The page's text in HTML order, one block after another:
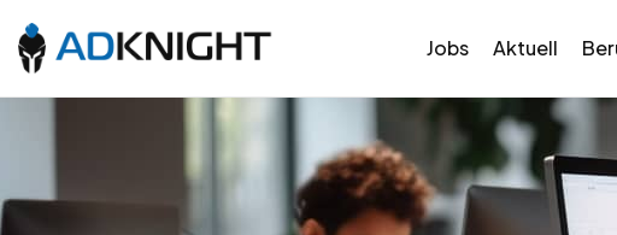
Jobs Aktuell